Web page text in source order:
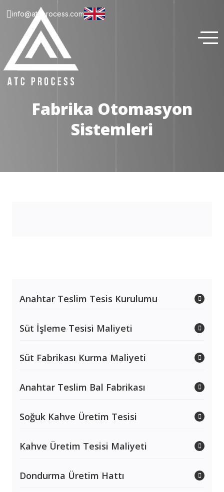
info@atcprocess.com
Fabrika Otomasyon
Sistemleri
Anahtar Teslim Tesis Kurulumu
Süt İşleme Tesisi Maliyeti
Süt Fabrikası Kurma Maliyeti
Anahtar Teslim Bal Fabrikası
Soğuk Kahve Üretim Tesisi
Kahve Üretim Tesisi Maliyeti
Dondurma Üretim Hattı